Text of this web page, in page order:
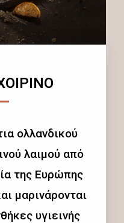
ολλανδικού
λαιμού από
της Ευρώπης
μαρινάρονται
υγιεινής